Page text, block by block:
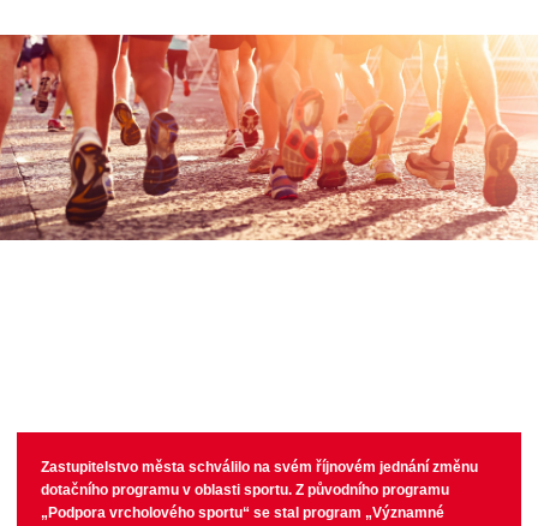
Zastupitelstvo města schválilo na svém říjnovém jednání změnu
dotačního programu v oblasti sportu. Z původního programu
„Podpora vrcholového sportu“ se stal program „Významné